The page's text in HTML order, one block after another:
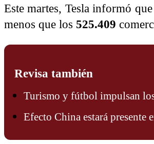
Este martes, Tesla informó
menos que los 525.409
Revisa también
Turismo y fútbol impulsan
Efecto China estará presente